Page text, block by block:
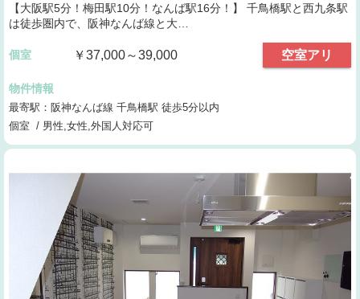
【大阪駅5分！梅田駅10分！なんば駅16分！】 千鳥橋駅と西九条駅
は徒歩圏内で、阪神なんば線と大…
個室 ￥37,000～39,000 空室アリ
物件情報
最寄駅：阪神なんば線 千鳥橋駅 徒歩5分以内
個室 / 男性,女性,外国人対応可